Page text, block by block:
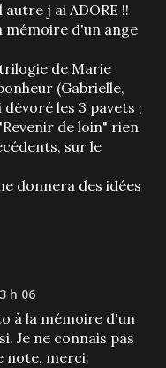
j ai ADORE !!
mémoire d'un ange
trilogie de Marie
(Gabrielle,
les 3 pavets ;
de loin" rien
sur le
donnera des idées
h 06
à la mémoire d'un
Je ne connais pas
note, merci.